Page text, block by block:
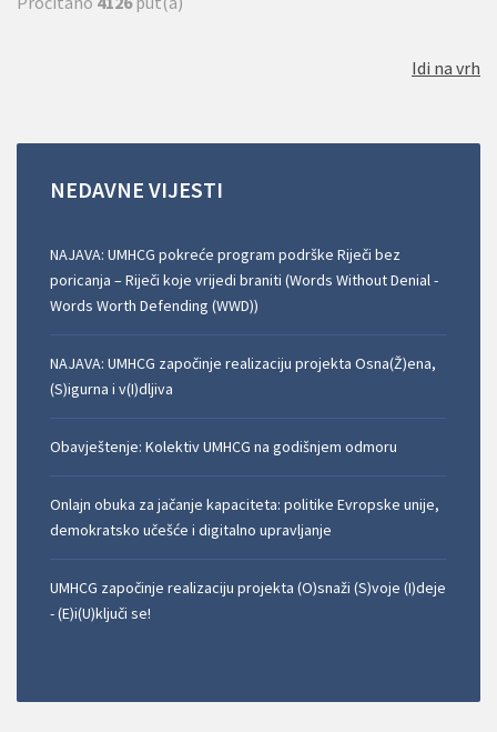
Idi na vrh
NEDAVNE VIJESTI
NAJAVA: UMHCG pokreće program podrške Riječi bez
poricanja – Riječi koje vrijedi braniti (Words Without Denial -
Words Worth Defending (WWD))
NAJAVA: UMHCG započinje realizaciju projekta Osna(Ž)ena,
(S)igurna i v(I)dljiva
Obavještenje: Kolektiv UMHCG na godišnjem odmoru
Onlajn obuka za jačanje kapaciteta: politike Evropske unije,
demokratsko učešće i digitalno upravljanje
UMHCG započinje realizaciju projekta (O)snaži (S)voje (I)deje
- (E)i(U)ključi se!